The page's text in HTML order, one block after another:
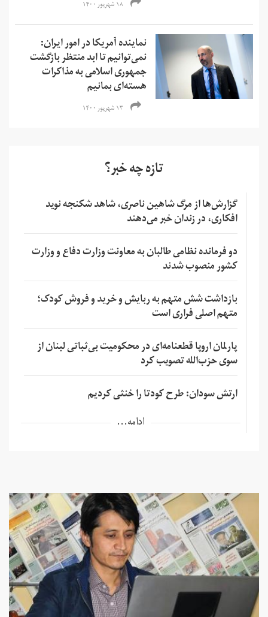
۱۸ شهریور ۱۴۰۰
نماینده آمریکا در امور ایران:
نمی‌‌توانیم تا ابد منتظر بازگشت
جمهوری اسلامی به مذاکرات
هسته‌ای بمانیم
۱۳ شهریور ۱۴۰۰
تازه چه خبر؟
گزارش‌ها از مرگ شاهین ناصری، شاهد شکنجه نوید
افکاری، در زندان خبر می‌دهند
دو فرمانده نظامی طالبان به معاونت وزارت دفاع و وزارت
کشور منصوب شدند
بازداشت شش متهم به ربایش و خرید و فروش کودک؛
متهم اصلی فراری است
پارلمان اروپا قطعنامه‌ای در محکومیت بی‌ثباتی لبنان از
سوی حزب‌الله تصویب کرد
ارتش سودان: طرح کودتا را خنثی کردیم
ادامه...